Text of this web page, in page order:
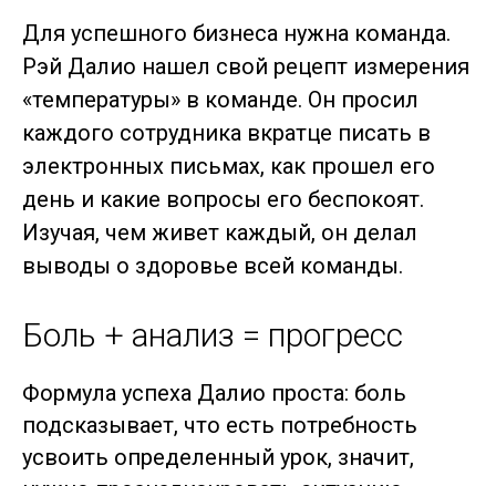
Для успешного бизнеса нужна команда.
Рэй Далио нашел свой рецепт измерения
«температуры» в команде. Он просил
каждого сотрудника вкратце писать в
электронных письмах, как прошел его
день и какие вопросы его беспокоят.
Изучая, чем живет каждый, он делал
выводы о здоровье всей команды.
Боль + анализ = прогресс
Формула успеха Далио проста: боль
подсказывает, что есть потребность
усвоить определенный урок, значит,